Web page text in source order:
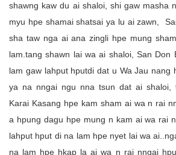
shawng kaw du ai shaloi, shi gaw masha
myu hpe shamai shatsai ya lu ai zawn,
sha taw nga ai ana zingli hpe mung
lam.tang shawn lai wa ai shaloi, San Don
lam gaw lahput hputdi dat u Wa Jau nang
ya na nngai ngu nna tsun dat ai shaloi,
Karai Kasang hpe kam sham ai wa n rai
a hpung dagu hpe mung n kam ai wa rai
lahput hput di na lam hpe nyet lai wa
na lam hpe hkap la ai wa n rai nngai